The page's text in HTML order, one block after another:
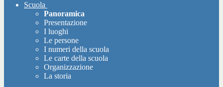
Scuola
Panoramica
Presentazione
I luoghi
Le persone
I numeri della scuola
Le carte della scuola
Organizzazione
La storia